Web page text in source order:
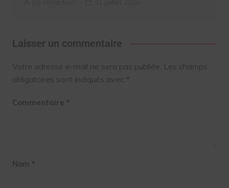
Laisser un commentaire
Votre adresse e-mail ne sera pas publiée. Les champs
obligatoires sont indiqués avec *
Commentaire *
Nom *